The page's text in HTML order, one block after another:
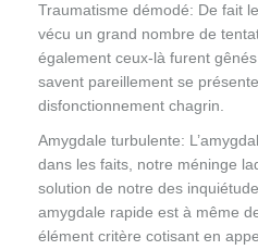
Traumatisme démodé: De fait
vécu un grand nombre de
également ceux-là furent
savent pareillement se
disfonctionnement chagrin.
Amygdale turbulente:
dans les faits, notre méninge
solution de notre des
amygdale rapide est à même
élément critère cotisant en